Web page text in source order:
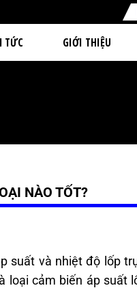
TỨC GIỚI THIỆU
NÀO TỐT?
suất và nhiệt độ lốp
loại cảm biến áp suất